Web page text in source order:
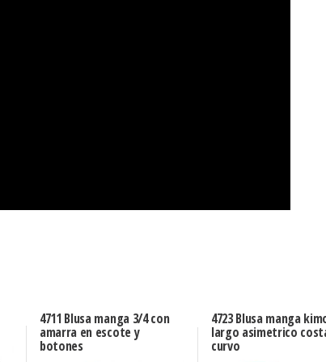
4711 Blusa manga 3/4 con
amarra en escote y
botones
4723 Blusa manga
largo asimetrico
curvo